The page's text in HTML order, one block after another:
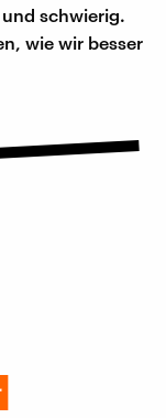
schwierig.
wie wir besser